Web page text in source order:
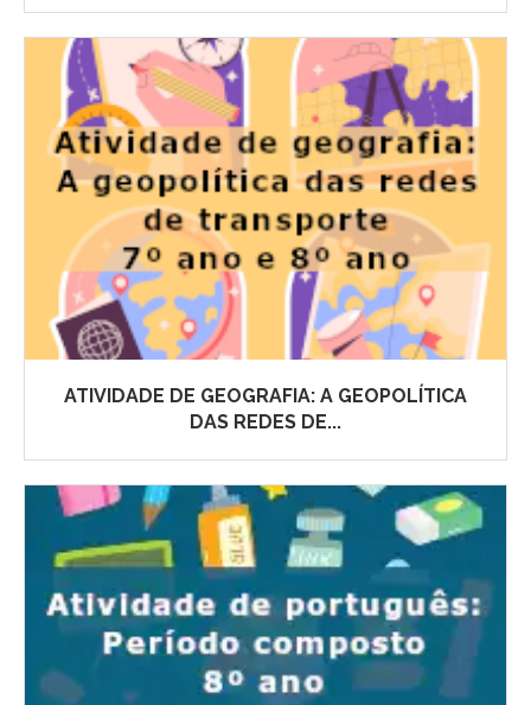
ATIVIDADE DE GEOGRAFIA: A GEOPOLÍTICA
DAS REDES DE...